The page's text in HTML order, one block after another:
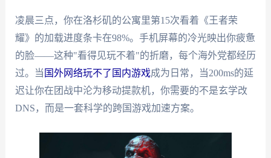
凌晨三点，你在洛杉矶的公寓里第15次看着《王者荣
耀》的加载进度条卡在98%。手机屏幕的冷光映出你疲惫
的脸——这种"看得见玩不着"的折磨，每个海外党都经历
过。当 国外网络玩不了国内游戏成为日常，当200ms的延
迟让你在团战中沦为移动提款机，你需要的不是玄学改
DNS，而是一套科学的跨国游戏加速方案。